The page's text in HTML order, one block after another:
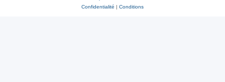
Confidentialité | Conditions